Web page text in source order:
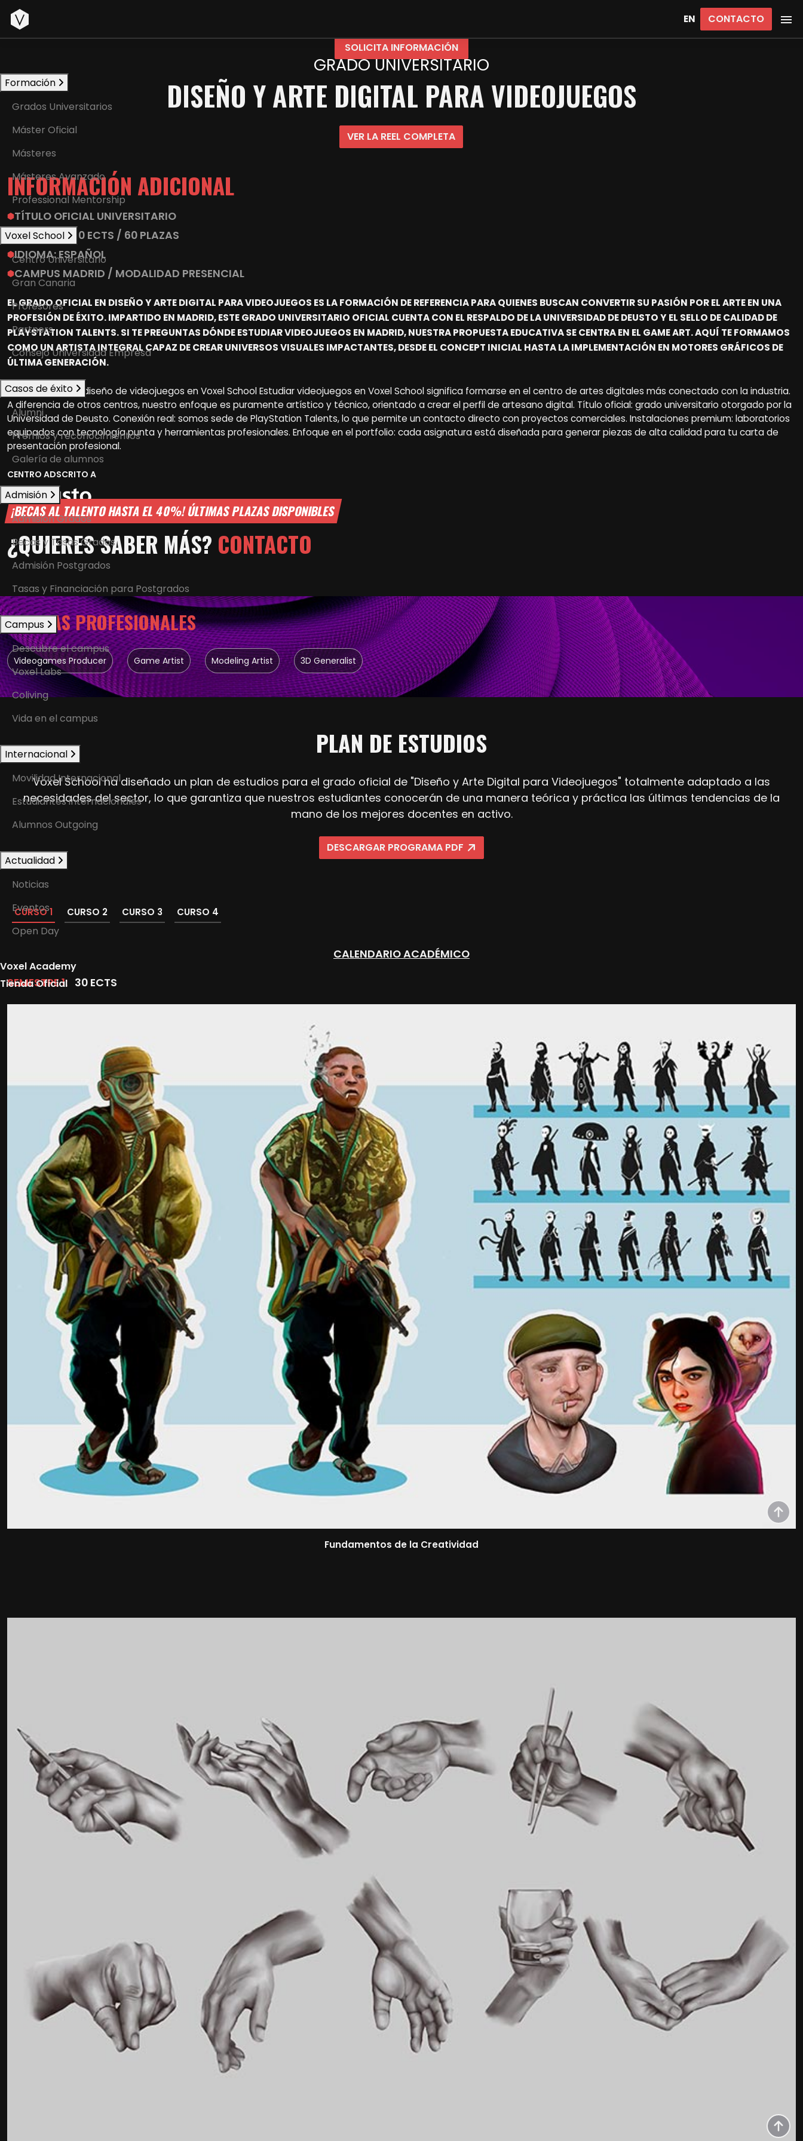
EN CONTACTO
Inicio
SOLICITA INFORMACIÓN
Formación
Grados Universitarios
Máster Oficial
Másteres
Másteres Avanzado
Professional Mentorship
Voxel School
Centro Universitario
Gran Canaria
Profesores
Partners
Consejo Universidad Empresa
Casos de éxito
Alumni
Premios y reconocimientos
Galería de alumnos
Admisión
Admisión Grados
Becas y Tasas Grados
Admisión Postgrados
Tasas y Financiación para Postgrados
Campus
Descubre el campus
Voxel Labs
Coliving
Vida en el campus
Internacional
Movilidad Internacional
Estudiantes internacionales
Alumnos Outgoing
Actualidad
Noticias
Eventos
Open Day
Voxel Academy
Tienda Oficial
GRADO UNIVERSITARIO
DISEÑO Y ARTE DIGITAL PARA VIDEOJUEGOS
VER LA REEL COMPLETA
INFORMACIÓN ADICIONAL
TÍTULO OFICIAL UNIVERSITARIO
4AÑOS/ 240 ECTS / 60 PLAZAS
IDIOMA:ESPAÑOL
CAMPUS MADRID / MODALIDAD PRESENCIAL
EL GRADO OFICIAL EN DISEÑO Y ARTE DIGITAL PARA VIDEOJUEGOS ES LA FORMACIÓN DE REFERENCIA PARA QUIENES BUSCAN CONVERTIR SU PASIÓN POR EL ARTE EN UNA
PROFESIÓN DE ÉXITO. IMPARTIDO EN MADRID, ESTE GRADO UNIVERSITARIO OFICIAL CUENTA CON EL RESPALDO DE LA UNIVERSIDAD DE DEUSTO Y EL SELLO DE CALIDAD DE
PLAYSTATION TALENTS. SI TE PREGUNTAS DÓNDE ESTUDIAR VIDEOJUEGOS EN MADRID, NUESTRA PROPUESTA EDUCATIVA SE CENTRA EN EL GAME ART. AQUÍ TE FORMAMOS
COMO UN ARTISTA INTEGRAL CAPAZ DE CREAR UNIVERSOS VISUALES IMPACTANTES, DESDE EL CONCEPT INICIAL HASTA LA IMPLEMENTACIÓN EN MOTORES GRÁFICOS DE
ÚLTIMA GENERACIÓN.
Por qué estudiar diseño de videojuegos en Voxel School Estudiar videojuegos en Voxel School significa formarse en el centro de artes digitales más conectado con la industria.
A diferencia de otros centros, nuestro enfoque es puramente artístico y técnico, orientado a crear el perfil de artesano digital. Título oficial: grado universitario otorgado por la
Universidad de Deusto. Conexión real: somos sede de PlayStation Talents, lo que permite un contacto directo con proyectos comerciales. Instalaciones premium: laboratorios
equipados con tecnología punta y herramientas profesionales. Enfoque en el portfolio: cada asignatura está diseñada para generar piezas de alta calidad para tu carta de
presentación profesional.
CENTRO ADSCRITO A
¡BECAS AL TALENTO HASTA EL 40%! ÚLTIMAS PLAZAS DISPONIBLES
¿QUIERES SABER MÁS? CONTACTO
SALIDAS PROFESIONALES
Videogames Producer Game Artist Modeling Artist 3D Generalist
PLAN DE ESTUDIOS
Voxel School ha diseñado un plan de estudios para el grado oficial de "Diseño y Arte Digital para Videojuegos" totalmente adaptado a las
necesidades del sector, lo que garantiza que nuestros estudiantes conocerán de una manera teórica y práctica las últimas tendencias de la
mano de los mejores docentes en activo.
DESCARGAR PROGRAMA PDF
CURSO 1 CURSO 2 CURSO 3 CURSO 4
CALENDARIO ACADÉMICO
SEMESTRE 1: 30 ECTS
Te introducirás en los fundamentos de los procesos creativos inherentes a la expresión y práctica artística aprendiendo a generar ideas de forma ordenada y
Fundamentos de la Creatividad